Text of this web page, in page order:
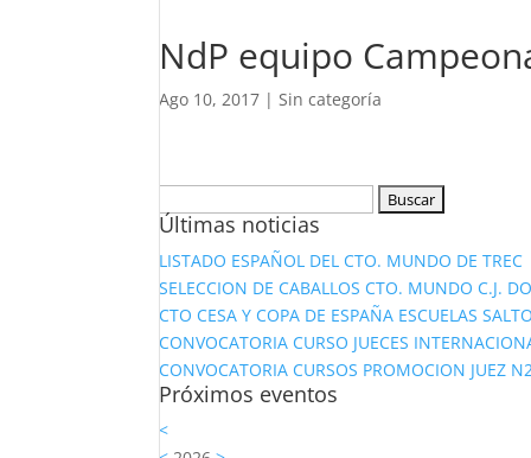
NdP equipo
Ago 10, 2017 |Sin categoría
Últimas noticias
LISTADO ESPAÑOL DEL CTO. MUNDO DE TREC
SELECCION DE CABALLOS CTO. MUNDO C.J.
CTO CESA Y COPA DE ESPAÑA ESCUELAS
CONVOCATORIA CURSO JUECES
CONVOCATORIA CURSOS PROMOCION JUEZ
Próximos eventos
<